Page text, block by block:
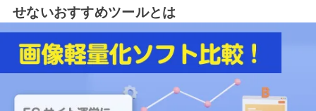
せないおすすめツールとは